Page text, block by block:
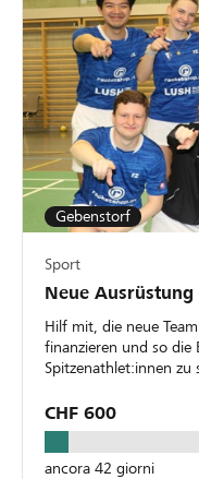
Gebenstorf
Sport
Neue
Hilf mit, die neue
finanzieren und so die
Spitzenathlet:innen zu
CHF 600
ancora 42 giorni